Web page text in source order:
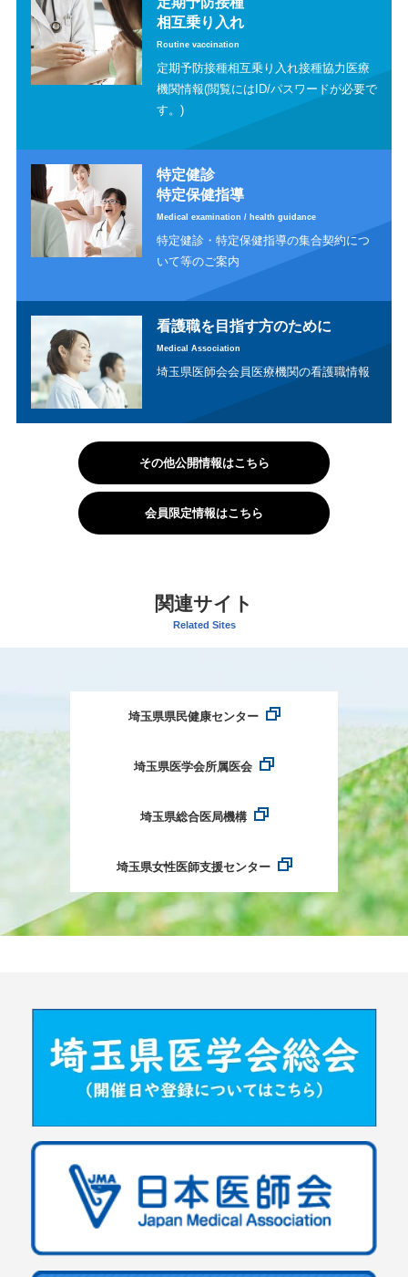
相互乗り入れ
Routine vaccination
定期予防接種相互乗り入れ接種協力医療
機関情報(閲覧にはID/パスワードが必要で
す。)
特定健診
特定保健指導
Medical examination / health guidance
特定健診・特定保健指導の集合契約につ
いて等のご案内
看護職を目指す方のために
Medical Association
埼玉県医師会会員医療機関の看護職情報
その他公開情報はこちら
会員限定情報はこちら
関連サイト
Related Sites
埼玉県県民健康センター
埼玉県医学会所属医会
埼玉県総合医局機構
埼玉県女性医師支援センター